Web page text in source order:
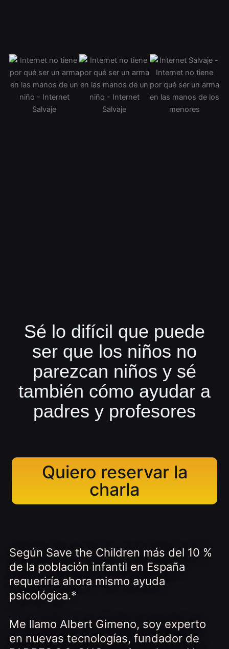
Sé lo difícil que puede
ser que los niños no
parezcan niños y sé
también cómo ayudar a
padres y profesores
Quiero reservar la
charla
Según Save the Children más del 10 %
de la población infantil en España
requeriría ahora mismo ayuda
psicológica.*
Me llamo Albert Gimeno, soy experto
en nuevas tecnologías, fundador de